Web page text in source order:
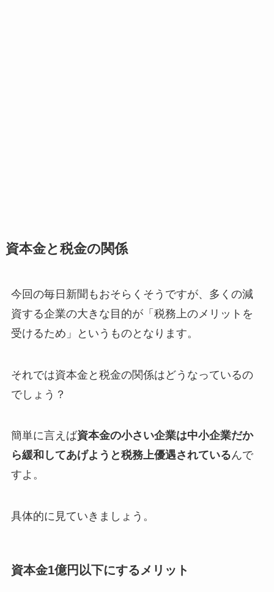
資本金と税金の関係
今回の毎日新聞もおそらくそうですが、多くの減
資する企業の大きな目的が「税務上のメリットを
受けるため」というものとなります。
それでは資本金と税金の関係はどうなっているの
でしょう？
簡単に言えば資本金の小さい企業は中小企業だか
ら緩和してあげようと税務上優遇されているんで
すよ。
具体的に見ていきましょう。
資本金1億円以下にするメリット